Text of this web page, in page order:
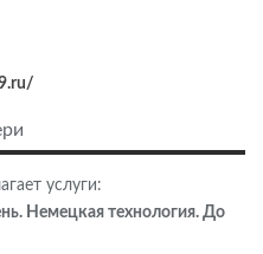
услуги:
Немецкая технология. До